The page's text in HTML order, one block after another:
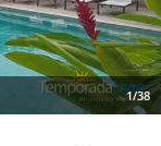
1/38
Next